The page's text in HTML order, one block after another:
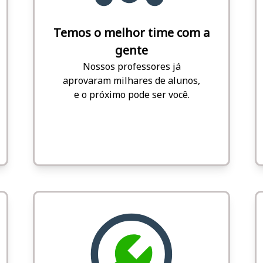
Temos o melhor time com a
gente
Nossos professores já
aprovaram milhares de alunos,
e o próximo pode ser você.